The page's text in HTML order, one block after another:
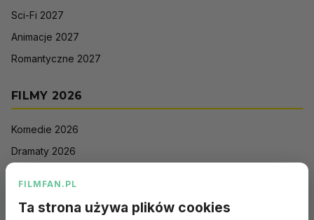
Sci-Fi 2027
Animacje 2027
Romantyczne 2027
FILMY 2026
Komedie 2026
Dramaty 2026
FILMFAN.PL
Ta strona używa plików cookies